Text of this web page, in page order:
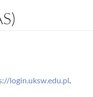
login.uksw.edu.pl.